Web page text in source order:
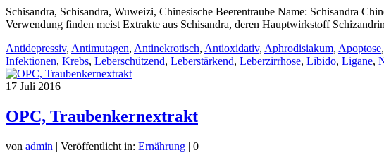
Schisandra, Schisandra, Wuweizi, Chinesische Beerentraube Name: Schisandra
Verwendung finden meist Extrakte aus Schisandra, deren Hauptwirkstoff
Antidepressiv, Antimutagen, Antinekrotisch, Antioxidativ, Aphrodisiakum, Apoptose,
Infektionen, Krebs, Leberschützend, Leberstärkend, Leberzirrhose, Libido, Ligane,
17 Juli 2016
OPC, Traubenkernextrakt
von admin | Veröffentlicht in: Ernährung | 0